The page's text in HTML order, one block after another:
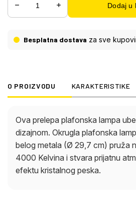
Dodaj u
Besplatna dostava za sve
O PROIZVODU KARAKTERISTIKE
Ova prelepa plafonska lampa
dizajnom. Okrugla plafonska
belog metala (Ø 29,7 cm) pruža
4000 Kelvina i stvara prijatnu
efektu kristalnog peska.